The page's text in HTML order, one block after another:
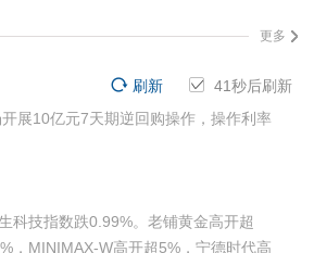
更多
41秒后刷新
刷新
展10亿元7天期逆回购操作，操作利率
科技指数跌0.99%。老铺黄金高开超
，MINIMAX-W高开超5%，宁德时代高